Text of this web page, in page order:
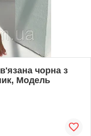
чорна з
Модель